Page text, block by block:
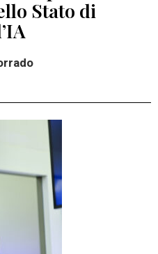
Stato di